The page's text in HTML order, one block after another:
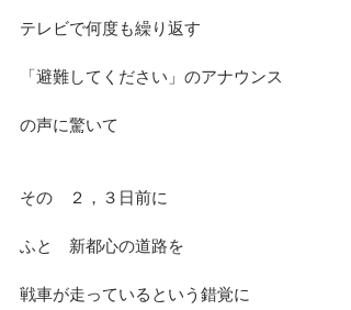
テレビで何度も繰り返す
「避難してください」のアナウンス
の声に驚いて
その　２，３日前に
ふと　新都心の道路を
戦車が走っているという錯覚に